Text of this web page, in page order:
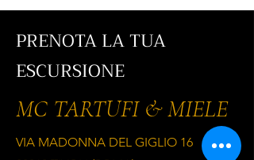
PRENOTA LA TUA
ESCURSIONE
MC TARTUFI & MIELE
VIA MADONNA DEL GIGLIO 16